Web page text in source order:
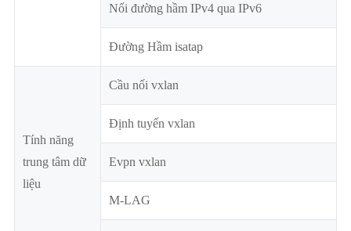
Nối đường hầm IPv4 qua IPv6
Đường Hầm isatap
Tính năng
trung tâm dữ
liệu
Cầu nối vxlan
Định tuyến vxlan
Evpn vxlan
M-LAG